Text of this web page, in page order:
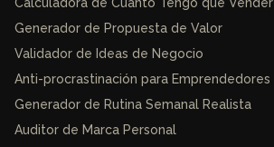
Generador de Propuesta de Valor
Validador de Ideas de Negocio
Anti-procrastinación para Emprendedores
Generador de Rutina Semanal Realista
Auditor de Marca Personal